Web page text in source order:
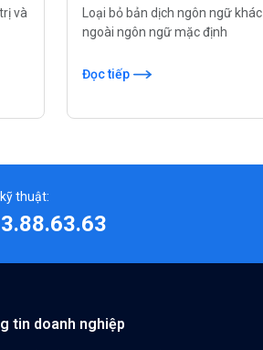
và
Loại bỏ bản dịch ngôn ngữ khác
ngoài ngôn ngữ mặc định
Đọc tiếp
thuật:
tin doanh nghiệp